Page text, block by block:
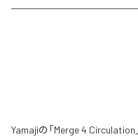
Yamajiの「Merge 4